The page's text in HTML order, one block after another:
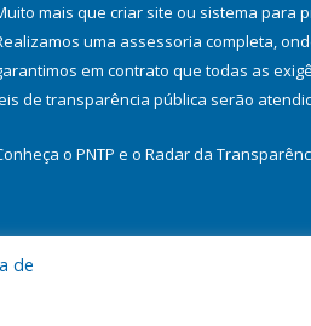
mais que criar site ou sistema para
uma assessoria completa,
em contrato que todas as
de transparência pública serão
o PNTP e o Radar da
de